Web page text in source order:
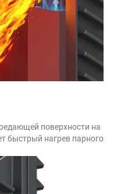
поверхности на
быстрый нагрев парного